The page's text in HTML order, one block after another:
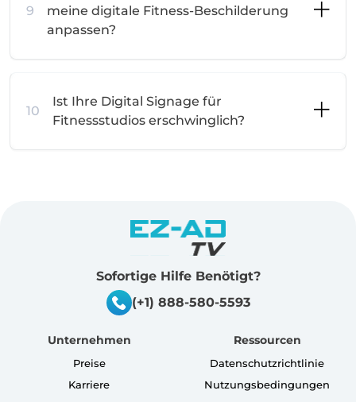
9
meine digitale Fitness-Beschilderung
anpassen?
10
Ist Ihre Digital Signage für
Fitnessstudios erschwinglich?
Sofortige Hilfe Benötigt?
(+1) 888-580-5593
Ressourcen
Datenschutzrichtlinie
Nutzungsbedingungen
Unternehmen
Preise
Karriere